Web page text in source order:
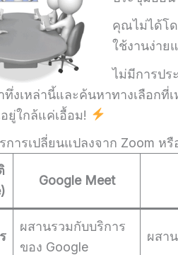
คุณไม่ได้โด
ใช้งานง่าย
ไม่มีการปร
ทึ่งเหล่านี้และค้นหาทางเลือก
ยู่ใกล้แค่เอื้อม!
การเปลี่ยนแปลงจาก Zoom ห
Google Meet
ผสานรวมกับบริการ
ของ Google
ผสา